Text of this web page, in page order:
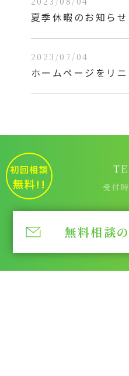
夏季休暇のお知らせ
2023/07/04
ホームページをリ
初回相談
無料!! 受付
無料相談